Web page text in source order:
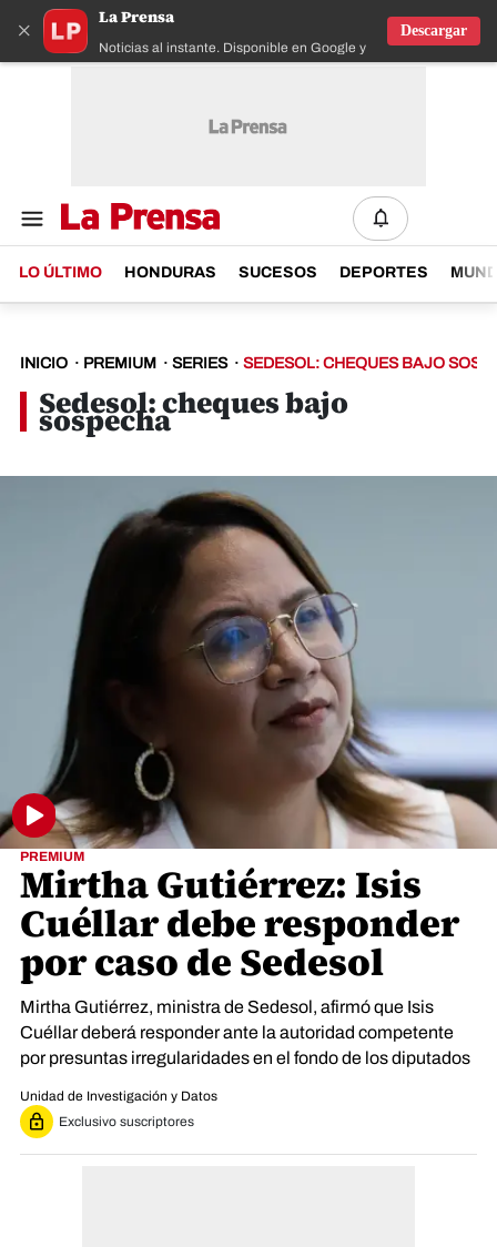
×
La Prensa
Noticias al instante. Disponible en Google y IOS
Descargar
LO ÚLTIMO HONDURAS SUCESOS DEPORTES
INICIO · PREMIUM · SERIES · SEDESOL: CHEQUES BAJO
Sedesol: cheques bajo
sospecha
PREMIUM
Mirtha Gutiérrez: Isis
Cuéllar debe responder
por caso de Sedesol
Mirtha Gutiérrez, ministra de Sedesol, afirmó que Isis
Cuéllar deberá responder ante la autoridad competente
por presuntas irregularidades en el fondo de los diputados
Unidad de Investigación y Datos
Exclusivo suscriptores